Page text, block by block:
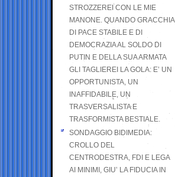
STROZZEREI CON LE MIE
MANONE. QUANDO GRACCHIA
DI PACE STABILE E DI
DEMOCRAZIA AL SOLDO DI
PUTIN E DELLA SUA ARMATA
GLI TAGLIEREI LA GOLA: E’ UN
OPPORTUNISTA, UN
INAFFIDABILE, UN
TRASVERSALISTA E
TRASFORMISTA BESTIALE.
SONDAGGIO BIDIMEDIA:
CROLLO DEL
CENTRODESTRA, FDI E LEGA
AI MINIMI, GIU’ LA FIDUCIA IN